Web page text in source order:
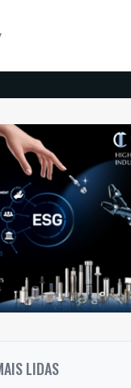
LIDAS